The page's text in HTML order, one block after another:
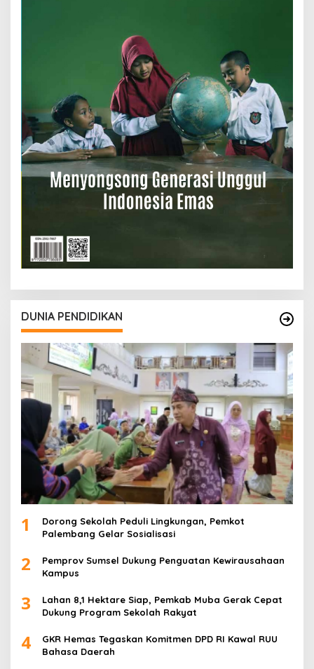
DUNIA PENDIDIKAN
1
Dorong Sekolah Peduli Lingkungan, Pemkot
Palembang Gelar Sosialisasi
2
Pemprov Sumsel Dukung Penguatan Kewirausahaan
Kampus
3
Lahan 8,1 Hektare Siap, Pemkab Muba Gerak Cepat
Dukung Program Sekolah Rakyat
4
GKR Hemas Tegaskan Komitmen DPD RI Kawal RUU
Bahasa Daerah